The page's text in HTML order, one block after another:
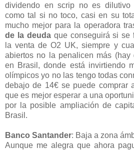
dividendo en scrip no es dilutivo
como tal si no toco, casi en su
mucho mejor para la operadora
de la deudaque conseguirá si se
la venta de O2 UK, siempre y
abiertos no la penalicen más
en Brasil, donde está invirtiendo
olímpicos yo no las tengo todas
debajo de 14€ se puede comprar
que es mejor esperar a una
por la posible ampliación de
Brasil.
Banco Santander: Baja a zona
Aunque me alegra que ahora